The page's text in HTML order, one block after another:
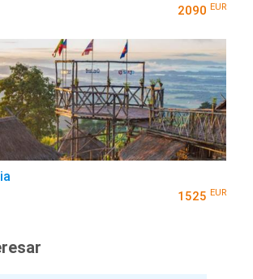
2090 EUR
1525 EUR